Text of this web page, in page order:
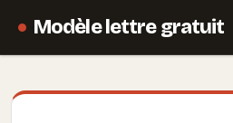
Modèle lettre gratuit